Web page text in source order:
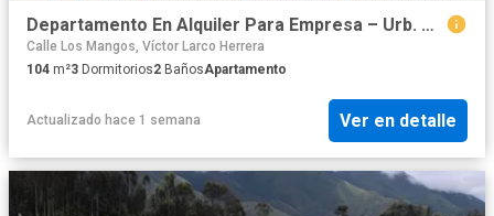
Departamento En Alquiler Para Empresa – Urb. California S/2500.00
Calle Los Mangos, Víctor Larco Herrera
104 m²3 Dormitorios2 BañosApartamento
Actualizado hace 1 semana Ver en detalle